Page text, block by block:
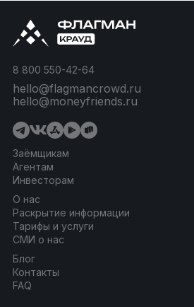
Заёмщикам
Агентам
Инвесторам
О нас
Раскрытие информации
Тарифы и услуги
СМИ о нас
Блог
Контакты
FAQ
8 800 550-42-64
hello@flagmancrowd.ru
hello@moneyfriends.ru